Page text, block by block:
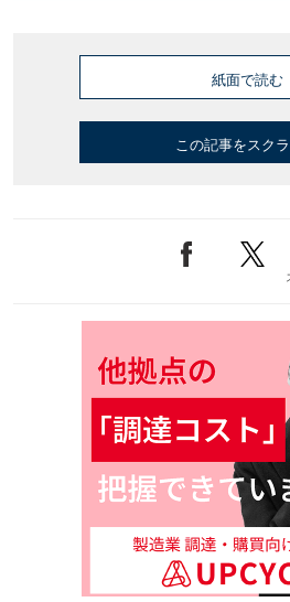
紙面で読む
この記事をスク